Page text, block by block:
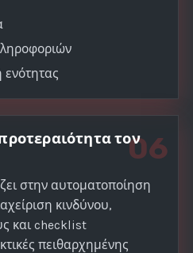
06
τον
στην αυτοματοποίηση
κινδύνου,
και checklist
πειθαρχημένης